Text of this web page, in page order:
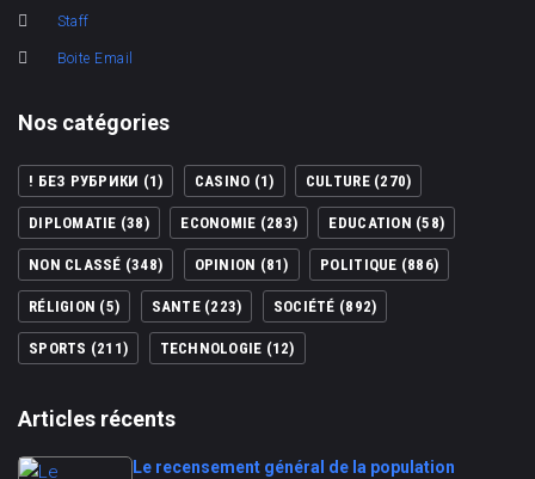
Staff
Boite Email
Nos catégories
! БЕЗ РУБРИКИ (1) CASINO (1) CULTURE(270)
DIPLOMATIE (38) ECONOMIE (283) EDUCATION (58)
NON CLASSÉ (348) OPINION (81) POLITIQUE (886)
RÉLIGION (5) SANTE(223) SOCIÉTÉ (892)
SPORTS (211) TECHNOLOGIE (12)
Articles récents
Le recensement général de la population